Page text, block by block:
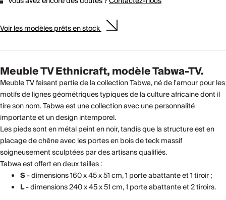
Voir les modèles prêts en stock
Meuble TV Ethnicraft, modèle Tabwa-TV.
Meuble TV faisant partie de la collection Tabwa, né de l'amour pour les
motifs de lignes géométriques typiques de la culture africaine dont il
tire son nom. Tabwa est une collection avec une personnalité
importante et un design intemporel.
Les pieds sont en métal peint en noir, tandis que la structure est en
placage de chêne avec les portes en bois de teck massif
soigneusement sculptées par des artisans qualifiés.
Tabwa est offert en deux tailles :
S- dimensions 160 x 45 x 51 cm, 1 porte abattante et 1 tiroir ;
L- dimensions 240 x 45 x 51 cm, 1 porte abattante et 2 tiroirs.